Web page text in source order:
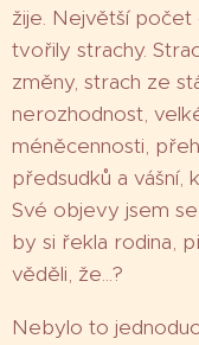
žije. Největší
tvořily strachy.
změny, strach ze
nerozhodnost,
méněcennosti,
předsudků a vášní,
Své objevy jsem
by si řekla rodina,
věděli, že...?
Nebylo to